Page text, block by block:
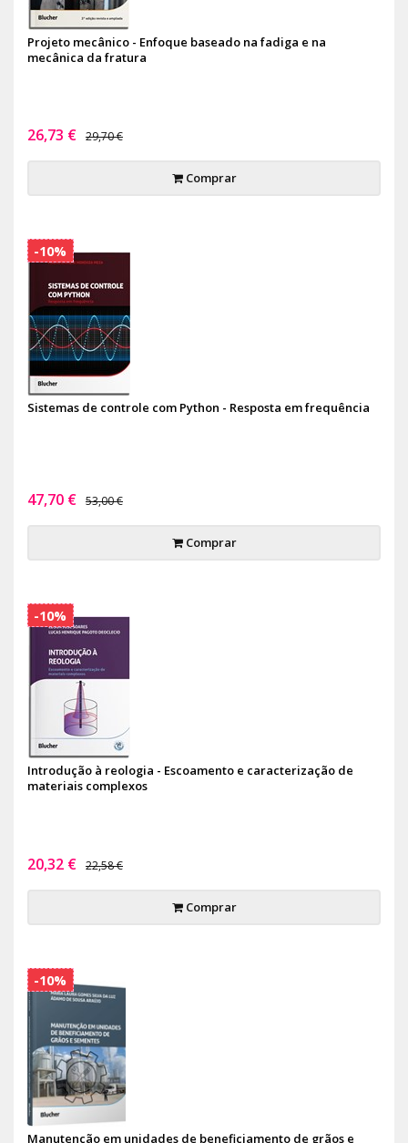
Projeto mecânico - Enfoque baseado na fadiga e na
mecânica da fratura
26,73 € 29,70 €
Comprar
Sistemas de controle com Python - Resposta em frequência
47,70 € 53,00 €
Comprar
-10%
Introdução à reologia - Escoamento e caracterização de
materiais complexos
20,32 € 22,58 €
Comprar
-10%
Manutenção em unidades de beneficiamento de grãos e
-10%